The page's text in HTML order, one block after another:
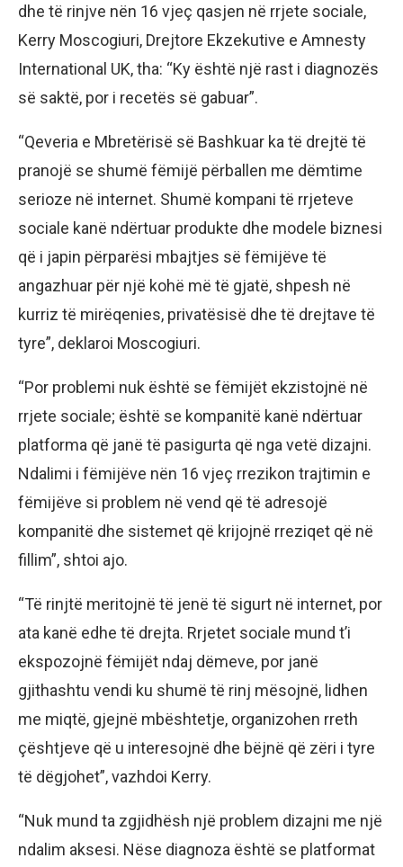
dhe të rinjve nën 16 vjeç qasjen në rrjete sociale,
Kerry Moscogiuri, Drejtore Ekzekutive e Amnesty
International UK, tha: “Ky është një rast i diagnozës
së saktë, por i recetës së gabuar”.
“Qeveria e Mbretërisë së Bashkuar ka të drejtë të
pranojë se shumë fëmijë përballen me dëmtime
serioze në internet. Shumë kompani të rrjeteve
sociale kanë ndërtuar produkte dhe modele biznesi
që i japin përparësi mbajtjes së fëmijëve të
angazhuar për një kohë më të gjatë, shpesh në
kurriz të mirëqenies, privatësisë dhe të drejtave të
tyre”, deklaroi Moscogiuri.
“Por problemi nuk është se fëmijët ekzistojnë në
rrjete sociale; është se kompanitë kanë ndërtuar
platforma që janë të pasigurta që nga vetë dizajni.
Ndalimi i fëmijëve nën 16 vjeç rrezikon trajtimin e
fëmijëve si problem në vend që të adresojë
kompanitë dhe sistemet që krijojnë rreziqet që në
fillim”, shtoi ajo.
“Të rinjtë meritojnë të jenë të sigurt në internet, por
ata kanë edhe të drejta. Rrjetet sociale mund t’i
ekspozojnë fëmijët ndaj dëmeve, por janë
gjithashtu vendi ku shumë të rinj mësojnë, lidhen
me miqtë, gjejnë mbështetje, organizohen rreth
çështjeve që u interesojnë dhe bëjnë që zëri i tyre
të dëgjohet”, vazhdoi Kerry.
“Nuk mund ta zgjidhësh një problem dizajni me një
ndalim aksesi. Nëse diagnoza është se platformat